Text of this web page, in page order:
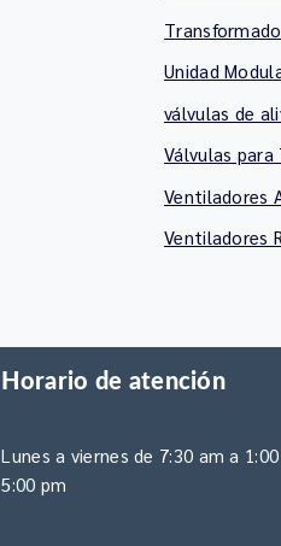
Unidad
válvulas de
Válvulas
Ventiladores
Ventiladores
Horario de atención
Lunes a viernes de 7:30 am a
5:00 pm